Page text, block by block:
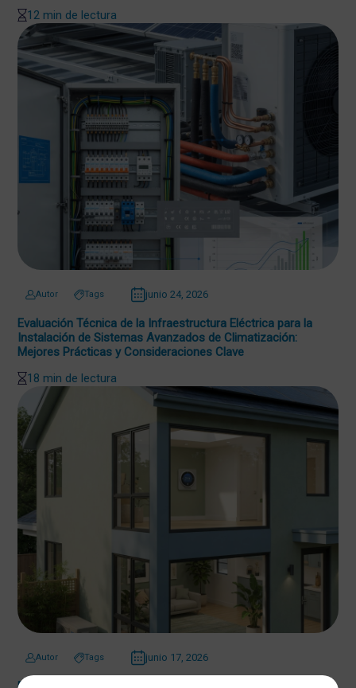
12 min de lectura
Autor Tags junio 24, 2026
Evaluación Técnica de la Infraestructura Eléctrica para la
Instalación de Sistemas Avanzados de Climatización:
Mejores Prácticas y Consideraciones Clave
18 min de lectura
Autor Tags junio 17, 2026